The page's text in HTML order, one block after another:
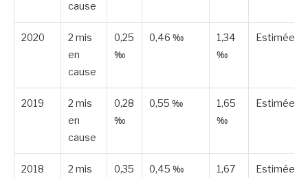
cause
2020
2 mis
en
cause
0,25
‰
0,46 ‰
1,34
‰
Estimée
2019
2 mis
en
cause
0,28
‰
0,55 ‰
1,65
‰
Estimée
2018
2 mis
0,35
0,45 ‰
1,67
Estimée